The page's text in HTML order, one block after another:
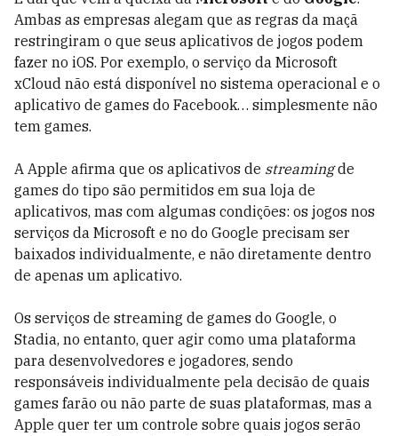
Ambas as empresas alegam que as regras da maçã
restringiram o que seus aplicativos de jogos podem
fazer no iOS. Por exemplo, o serviço da Microsoft
xCloud não está disponível no sistema operacional e o
aplicativo de games do Facebook… simplesmente não
tem games.
A Apple afirma que os aplicativos de streaming de
games do tipo são permitidos em sua loja de
aplicativos, mas com algumas condições: os jogos nos
serviços da Microsoft e no do Google precisam ser
baixados individualmente, e não diretamente dentro
de apenas um aplicativo.
Os serviços de streaming de games do Google, o
Stadia, no entanto, quer agir como uma plataforma
para desenvolvedores e jogadores, sendo
responsáveis individualmente pela decisão de quais
games farão ou não parte de suas plataformas, mas a
Apple quer ter um controle sobre quais jogos serão